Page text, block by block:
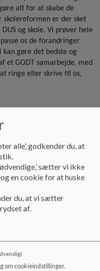
alt for at skabe de
skolereformen er der sket
og skole. Vi prøver hele
os de forandringer
kan gøre det bedste og
et GODT samarbejde, med
ringe eller skrive til os,
at skabe nogle gode
udvikling
et fristed med STOR
at LEGE!
alle’, godkender du, at
sætter vi ikke
en cookie for at huske
du, at vi sætter
af.
om cookieindstillinger.